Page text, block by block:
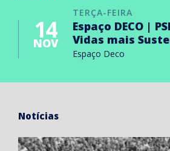
TERÇA-FEIRA
14
NOV
Espaço DECO |
Vidas mais
Espaço Deco
Notícias